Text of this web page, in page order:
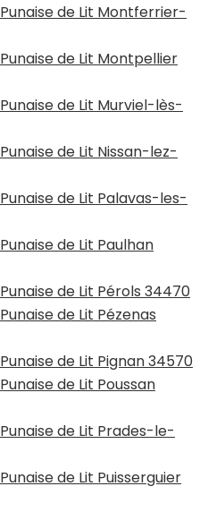
de Lit Montferrier-
de Lit Montpellier
de Lit Murviel-lès-
de Lit Nissan-lez-
de Lit Palavas-les-
de Lit Paulhan
de Lit Pérols 34470
de Lit Pézenas
de Lit Pignan 34570
de Lit Poussan
de Lit Prades-le-
de Lit Puisserguier